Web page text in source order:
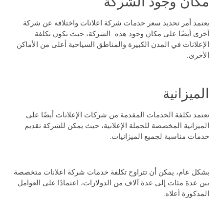
يعتمد أمر تحديد سعر خدمات شركة اعلانات واختلافه عن شركة
أخرى أيضًا على مكان وجود هذه الشركة، حيث تكون تكلفة
الإعلانات في المدن الكبيرة والمناطق السياحية أعلى من الأماكن
الأخرى.
الميزانية
تعتمد تكلفة الخدمات المقدمة من شركات الإعلانات أيضًا على
الميزانية المخصصة للحملة الإعلانية، حيث يمكن للشركة تقديم
خدمات مناسبة لجميع الميزانيات.
بشكل عام، يمكن أن تتراوح تكلفة خدمات شركة اعلانات متخصصة
بين عدة مئات إلى عدة آلاف من الدولارات، اعتمادًا على العوامل
المذكورة أعلاه.